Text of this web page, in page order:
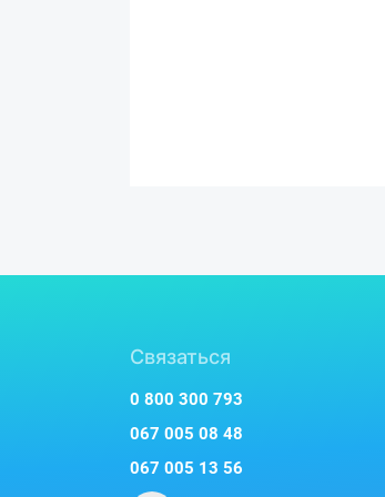
Связаться
0 800 300 793
067 005 08 48
067 005 13 56